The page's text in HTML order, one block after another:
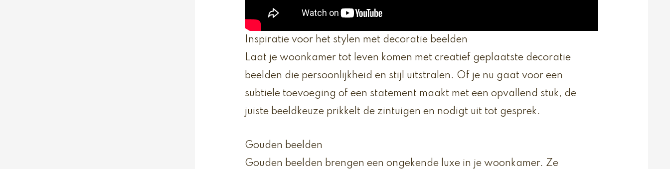
Inspiratie voor het stylen met decoratie beelden
Laat je woonkamer tot leven komen met creatief geplaatste decoratie
beelden die persoonlijkheid en stijl uitstralen. Of je nu gaat voor een
subtiele toevoeging of een statement maakt met een opvallend stuk, de
juiste beeldkeuze prikkelt de zintuigen en nodigt uit tot gesprek.
Gouden beelden
Gouden beelden brengen een ongekende luxe in je woonkamer. Ze